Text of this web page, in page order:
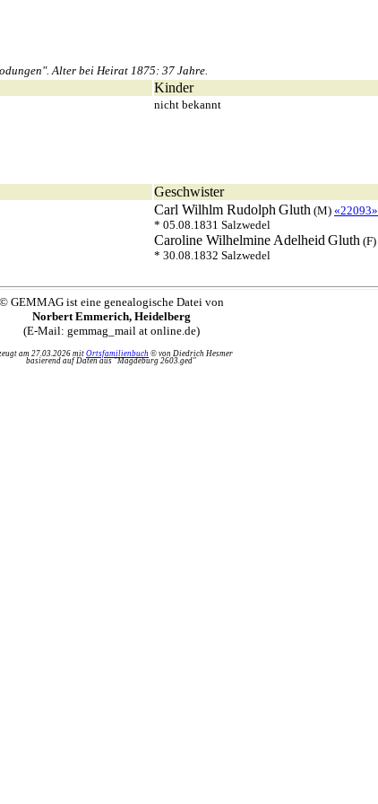
Alter bei Heirat 1875: 37 Jahre.
Kinder
nicht bekannt
Geschwister
Carl Wilhlm Rudolph Gluth (M) «22093»
* 05.08.1831 Salzwedel
Caroline Wilhelmine Adelheid Gluth (F)
* 30.08.1832 Salzwedel
© GEMMAG ist eine genealogische Datei von
Norbert Emmerich, Heidelberg
(E-Mail: gemmag_mail at online.de)
am 27.03.2026 mitOrtsfamilienbuch © von Diedrich Hesmer
basierend auf Daten aus "Magdeburg 2603.ged"